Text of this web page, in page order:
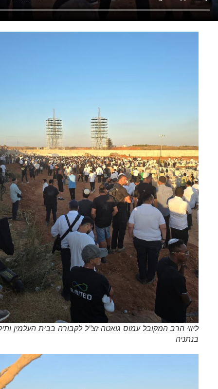
ליווי הרב המקובל עמוס גואטה זצ"ל לקבורה בבית העלמין ותיקים
בנתניה